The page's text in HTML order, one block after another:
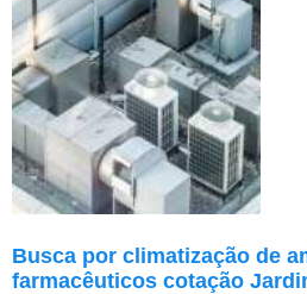
Busca por climatização de
farmacêuticos cotação